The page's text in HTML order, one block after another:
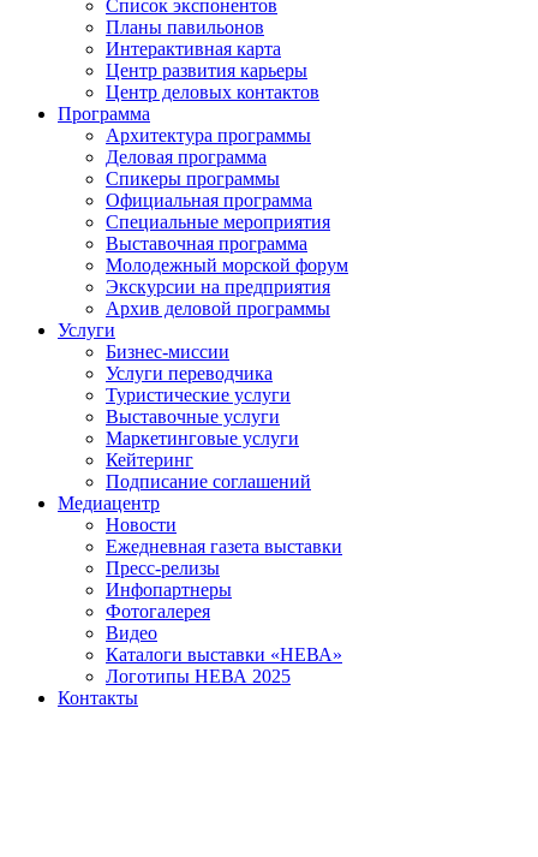
Список экспонентов
Планы павильонов
Интерактивная карта
Центр развития карьеры
Центр деловых контактов
Программа
Архитектура программы
Деловая программа
Спикеры программы
Официальная программа
Специальные мероприятия
Выставочная программа
Молодежный морской форум
Экскурсии на предприятия
Архив деловой программы
Услуги
Бизнес-миссии
Услуги переводчика
Туристические услуги
Выставочные услуги
Маркетинговые услуги
Кейтеринг
Подписание соглашений
Медиацентр
Новости
Ежедневная газета выставки
Пресс-релизы
Инфопартнеры
Фотогалерея
Видео
Каталоги выставки «НЕВА»
Логотипы НЕВА 2025
Контакты